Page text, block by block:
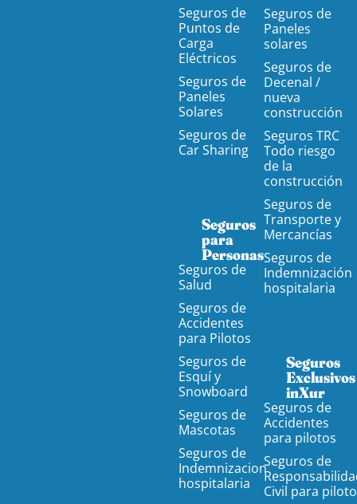
Seguros de
Puntos de
Carga
Eléctricos
Seguros de
Paneles
Solares
Seguros de
Car Sharing
Seguros
para
Personas
Seguros de
Salud
Seguros de
Accidentes
para Pilotos
Seguros de
Esquí y
Snowboard
Seguros de
Mascotas
Seguros de
Indemnizacion
hospitalaria
Seguros de
Paneles
solares
Seguros de
Decenal /
nueva
construcción
Seguros TRC
Todo riesgo
de la
construcción
Seguros de
Transporte y
Mercancías
Seguros de
Indemnización
hospitalaria
Seguros
Exclusivos
inXur
Seguros de
Accidentes
para pilotos
Seguros de
Civil para